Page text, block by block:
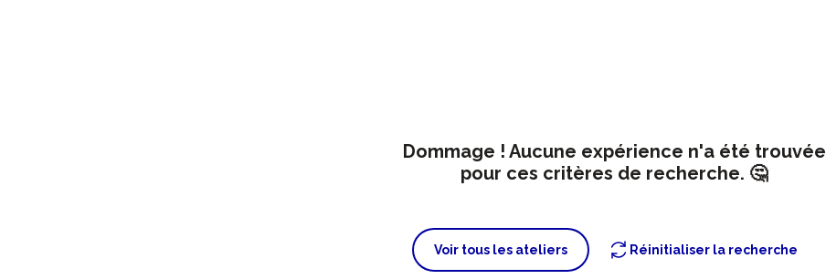
Dommage ! Aucune expérience n'a été trouvée
pour ces critères de recherche. 🤔
Voir tous les ateliers Réinitialiser la recherche